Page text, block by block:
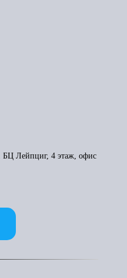
БЦ Лейпциг, 4 этаж, офис